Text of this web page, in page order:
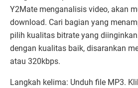
Y2Mate menganalisis video, akan
download. Cari bagian yang
pilih kualitas bitrate yang
dengan kualitas baik, disarankan
atau 320kbps.
Langkah kelima: Unduh file MP3.